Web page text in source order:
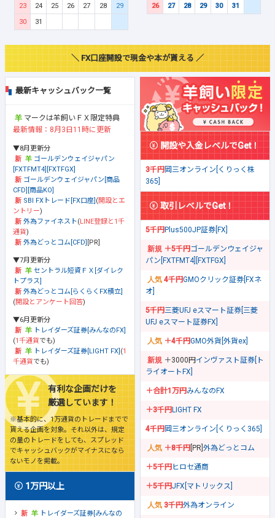
23
24 25 26 27 28
29
30
31
26
27 28 29 30 31
＼ FX口座開設で現金や本が貰える ／
最新キャッシュバック一覧
マークは羊飼いＦＸ限定特典
最新情報：8月3日11時に更新
▼8月更新分
ゴールデンウェイジャパン
[FXTFMT4][FXTFGX]
ゴールデンウェイジャパン[商品
CFD][商品KO]
SBI FXトレード[FX口座] (開設とエ
ントリー)
外為ファイネスト(LINE登録と1千
通貨)
外為どっとコム[CFD] [PR]
▼7月更新分
セントラル短資ＦＸ[ダイレク
トプラス]
外為どっとコム[らくらくFX積立]
(開設とアンケート回答)
▼6月更新分
トレイダーズ証券[みんなのFX]
(1千通貨でも)
トレイダーズ証券[LIGHT FX] (1
千通貨でも)
有利な企画だけを
厳選しています！
※基本的に、1万通貨のトレードまでで
貰える企画を対象。それ以外は、規定
の量のトレードをしても、スプレッド
でキャッシュバックがマイナスになら
ないモノを掲載。
1万円以上
トレイダーズ証券[みんなの
開設や入金レベルでGet！
3千円岡三オンライン[くりっく株
365]
取引レベルでGet！
5千円Plus500JP証券[FX]
＋5千円ゴールデンウェイジャ
パン[FXTFMT4][FXTFGX]
4千円GMOクリック証券[FXネ
オ]
5千円三菱UFJ eスマート証券[三菱
UFJ eスマート証券FX]
＋4千円GMO外貨[外貨ex]
＋3000円 インヴァスト証券[ト
ライオートFX]
＋合計1万円みんなのFX
＋3千円LIGHT FX
4千円岡三オンライン[くりっく365]
＋8千円 [PR] 外為どっとコム
＋5千円ヒロセ通商
＋5千円JFX[マトリックス]
3千円外為オンライン